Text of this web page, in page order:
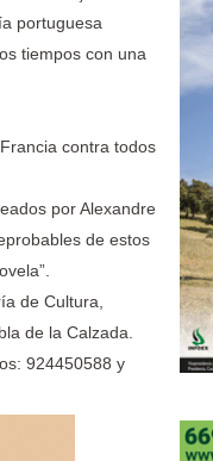
portuguesa
tiempos con una
contra todos
por Alexandre
de estos
de Cultura,
de la Calzada.
924450588 y